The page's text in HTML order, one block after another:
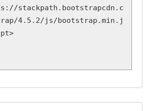
stackpath.bootstrapcdn.c
4.5.2/js/bootstrap.min.j